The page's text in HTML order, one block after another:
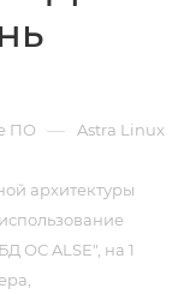
ПО — Astra Linux
архитектуры
ОС ALSE", на 1